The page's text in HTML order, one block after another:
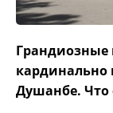
Грандиозные
кардинально
Душанбе. Что